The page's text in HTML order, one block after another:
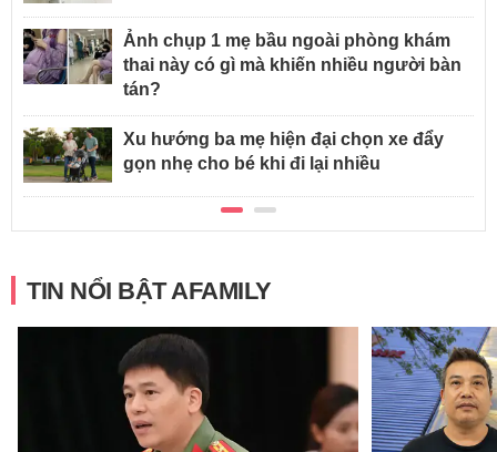
Ảnh chụp 1 mẹ bầu ngoài phòng khám
thai này có gì mà khiến nhiều người bàn
tán?
Xu hướng ba mẹ hiện đại chọn xe đẩy
gọn nhẹ cho bé khi đi lại nhiều
TIN NỔI BẬT AFAMILY